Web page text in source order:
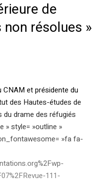
de
résolues »
CNAM et présidente du
des Hautes-études de
du drame des réfugiés
» style= »outline »
»fa fa-
111-